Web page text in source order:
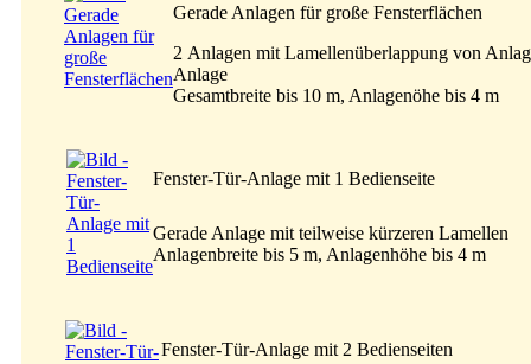
Gerade Anlagen für große Fensterflächen
2 Anlagen mit Lamellenüberlappung von
Anlage
Gesamtbreite bis 10 m, Anlagenöhe bis 4 m
Fenster-Tür-Anlage mit 1 Bedienseite
Gerade Anlage mit teilweise kürzeren Lamellen
Anlagenbreite bis 5 m, Anlagenhöhe bis 4 m
Fenster-Tür-Anlage mit 2 Bedienseiten